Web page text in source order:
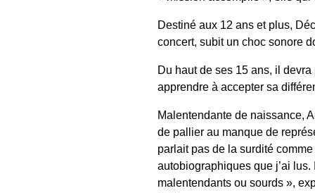
Destiné aux 12 ans et plus,
concert, subit un choc sonore
Du haut de ses 15 ans, il
apprendre à accepter sa
Malentendante de naissance,
de pallier au manque de
parlait pas de la surdité
autobiographiques que j’ai
malentendants ou sourds »,